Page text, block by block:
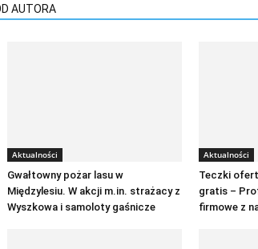
AUTORA
Aktualności
Gwałtowny pożar lasu w
Międzylesiu. W akcji m.in. strażacy z
Wyszkowa i samoloty gaśnicze
Aktualności
Teczki
gratis –
firmowe z